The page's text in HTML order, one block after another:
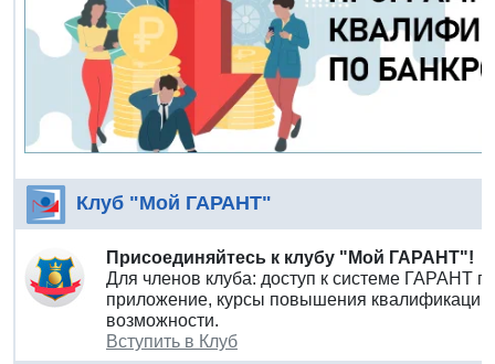
Клуб "Мой ГАРАНТ"
Присоединяйтесь к клубу "Мой ГАРАНТ"!
Для членов клуба: доступ к системе ГАРАНТ
приложение, курсы повышения квалификации
возможности.
Вступить в Клуб